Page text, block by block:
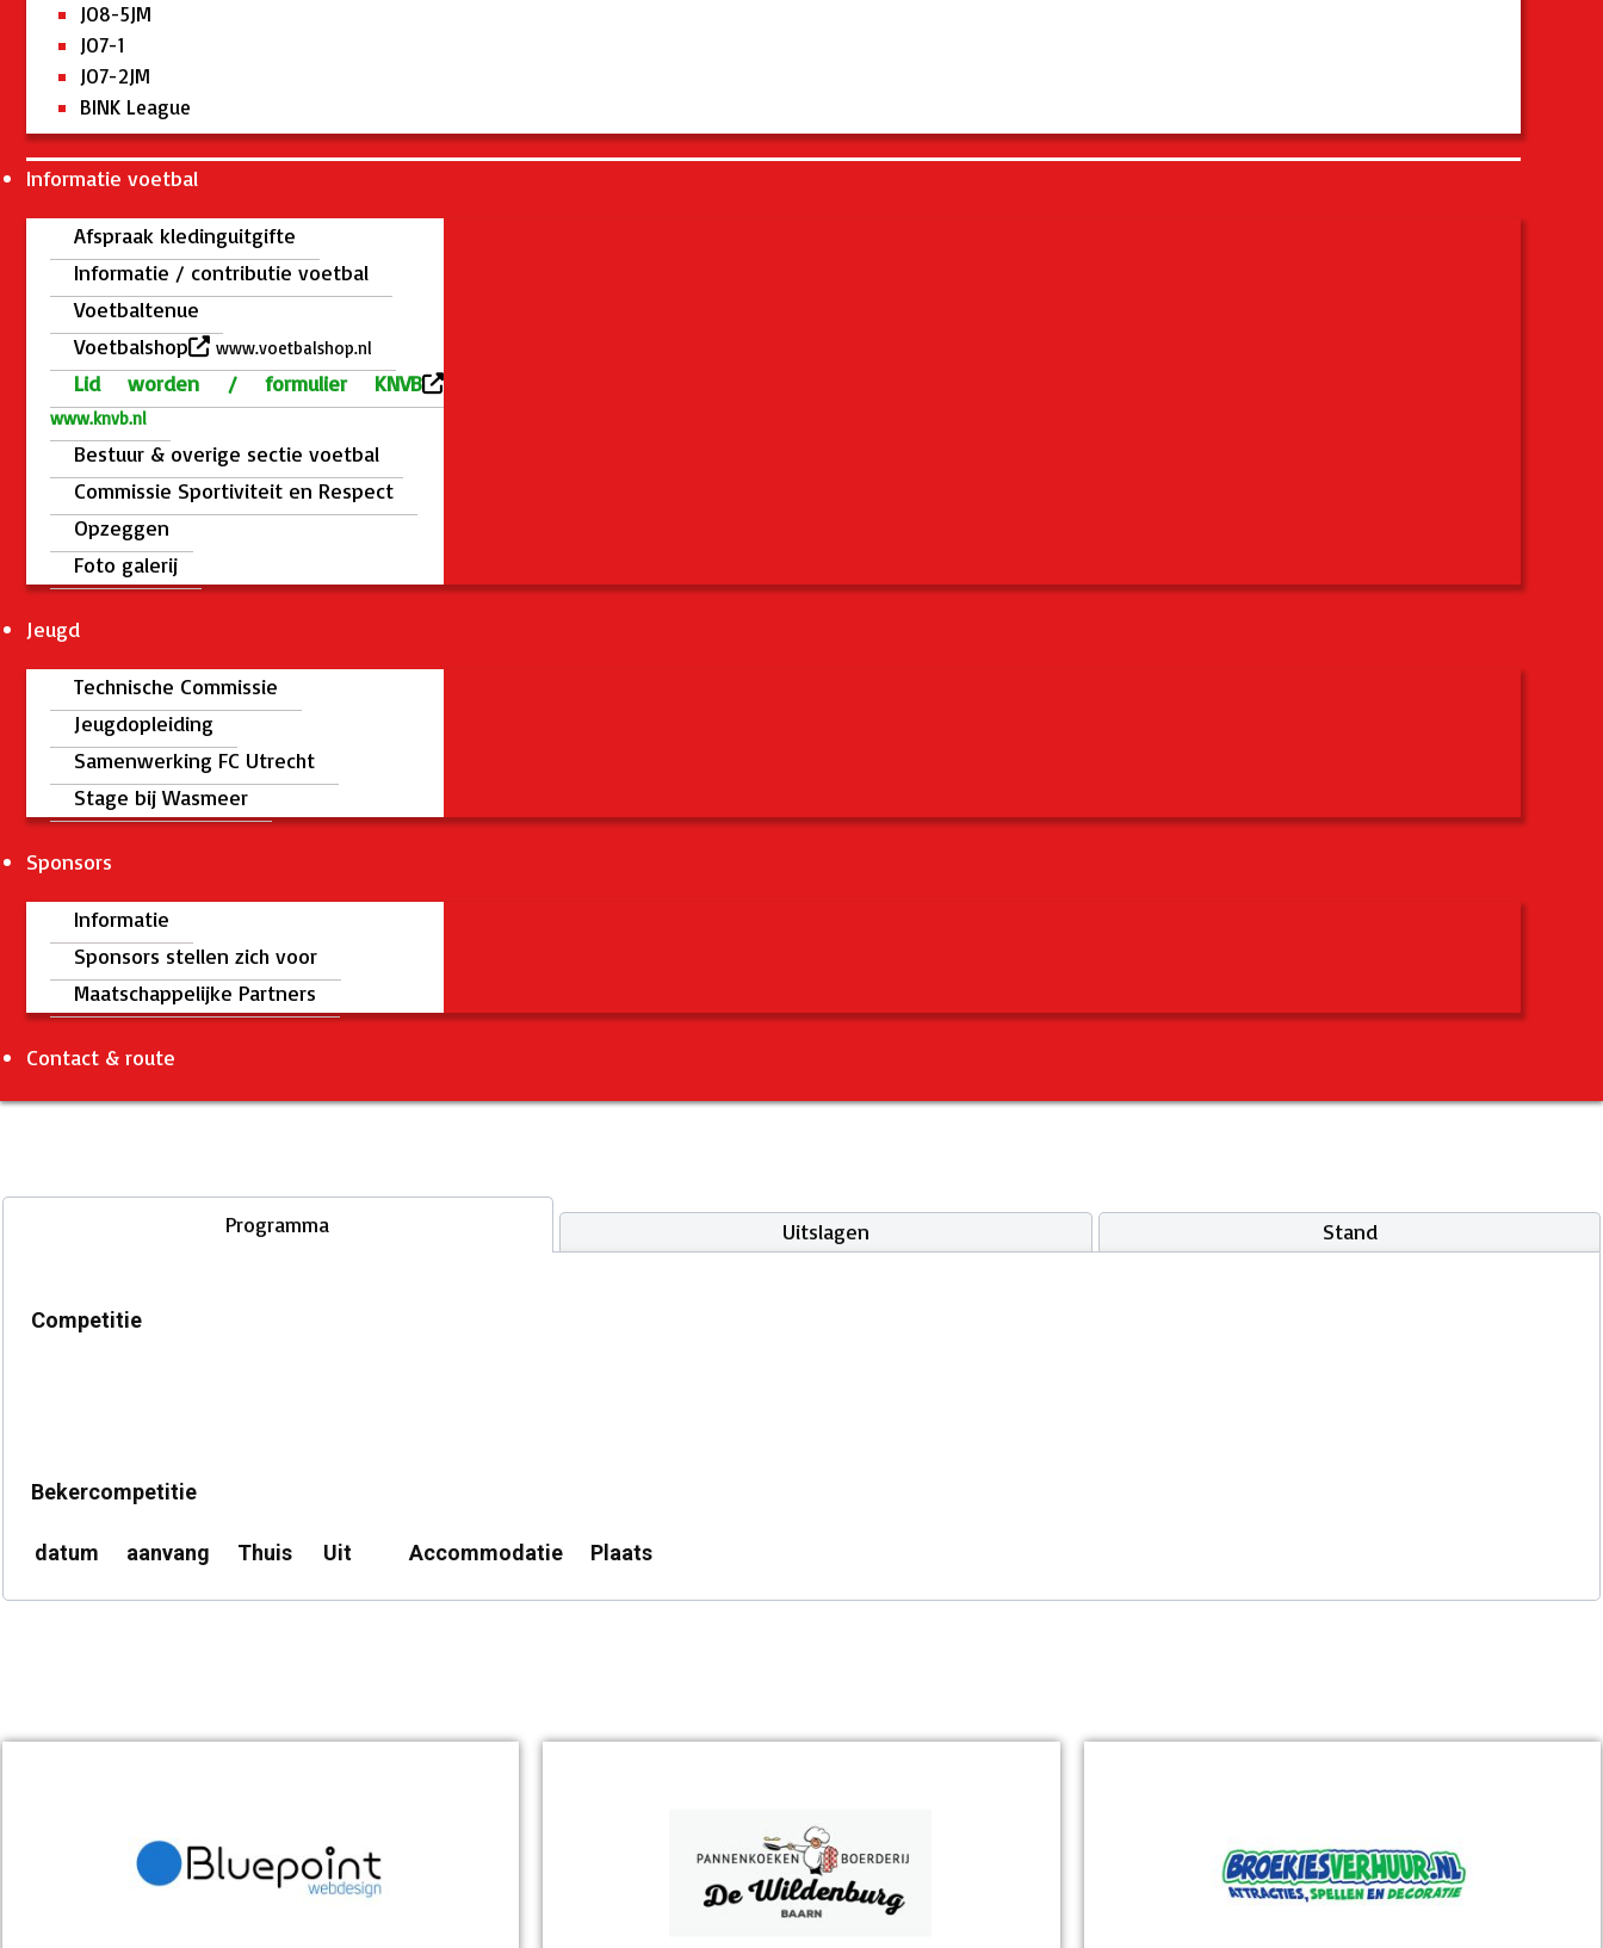
JO8-5JM
JO7-1
JO7-2JM
BINK League
Informatie voetbal
Afspraak kledinguitgifte
Informatie / contributie voetbal
Voetbaltenue
Voetbalshop
www.voetbalshop.nl
Lid worden / formulier KNVB
www.knvb.nl
Bestuur & overige sectie voetbal
Commissie Sportiviteit en Respect
Opzeggen
Foto galerij
Jeugd
Technische Commissie
Jeugdopleiding
Samenwerking FC Utrecht
Stage bij Wasmeer
Sponsors
Informatie
Sponsors stellen zich voor
Maatschappelijke Partners
Contact & route
Programma Uitslagen Stand
Competitie
Bekercompetitie
datum aanvang Thuis Uit Accommodatie Plaats